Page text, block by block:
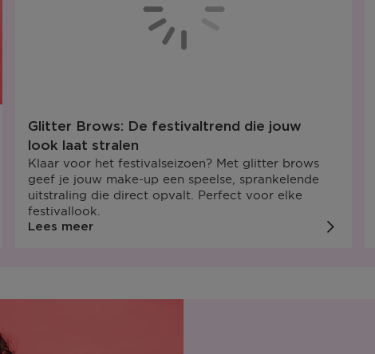
Glitter Brows: De festivaltrend die jouw
look laat stralen
Klaar voor het festivalseizoen? Met glitter brows
geef je jouw make-up een speelse, sprankelende
uitstraling die direct opvalt. Perfect voor elke
festivallook.
Lees meer